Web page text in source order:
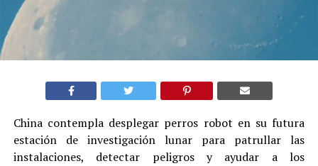
China contempla desplegar perros robot en su futura
estación de investigación lunar para patrullar las
instalaciones, detectar peligros y ayudar a los